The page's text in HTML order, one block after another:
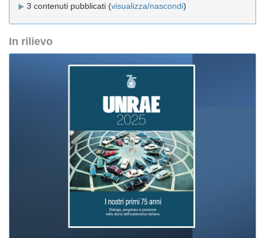
3 contenuti pubblicati (visualizza/nascondi)
In rilievo